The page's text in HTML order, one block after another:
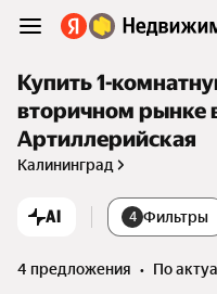
Купить 1-
вторичном рынке
Артиллерийская
Калининград
AI 4 Фильтры
4 предложения •
по